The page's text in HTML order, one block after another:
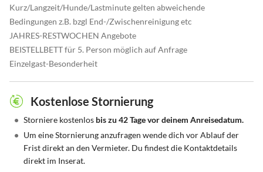
Kurz/Langzeit/Hunde/Lastminute gelten abweichende
Bedingungen z.B. bzgl End-/Zwischenreinigung etc
JAHRES-RESTWOCHEN Angebote
BEISTELLBETT für 5. Person möglich auf Anfrage
Einzelgast-Besonderheit
Kostenlose Stornierung
• Storniere kostenlos bis zu 42 Tage vor deinem Anreisedatum.
• Um eine Stornierung anzufragen wende dich vor Ablauf der
Frist direkt an den Vermieter. Du findest die Kontaktdetails
direkt im Inserat.